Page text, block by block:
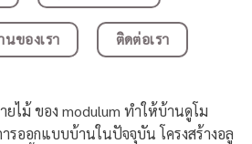
นของเรา ติดต่อเรา
ยไม้ ของ modulum ทำให้บ้านดูโม
รออกแบบบ้านในปัจจุบัน โครงสร้างอลู